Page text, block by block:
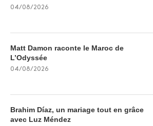
04/08/2026
Matt Damon raconte le Maroc de
L’Odyssée
04/08/2026
Brahim Díaz, un mariage tout en grâce
avec Luz Méndez